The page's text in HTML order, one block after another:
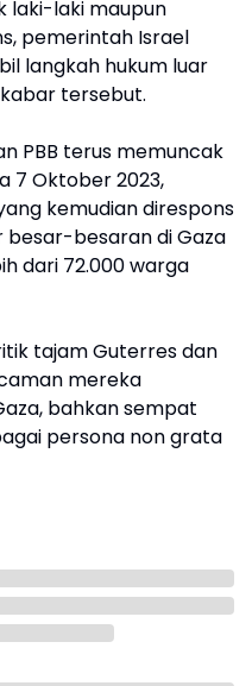
laki-laki maupun
pemerintah Israel
langkah hukum luar
tersebut.
PBB terus memuncak
7 Oktober 2023,
kemudian direspons
besar-besaran di Gaza
dari 72.000 warga
tajam Guterres dan
mereka
bahkan sempat
persona non grata